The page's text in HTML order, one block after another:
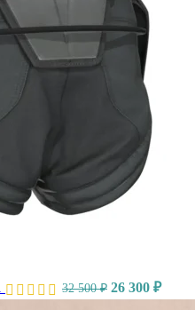
32 500₽ 26 300 ₽